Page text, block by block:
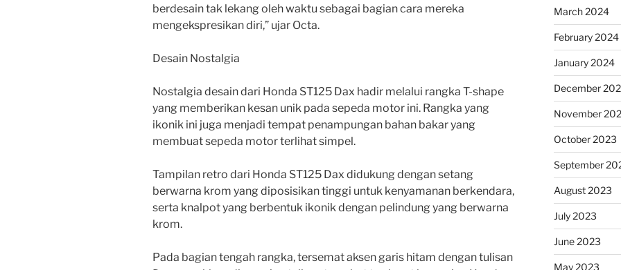
berdesain tak lekang oleh waktu sebagai bagian cara mereka
mengekspresikan diri,” ujar Octa.
Desain Nostalgia
Nostalgia desain dari Honda ST125 Dax hadir melalui rangka T-shape
yang memberikan kesan unik pada sepeda motor ini. Rangka yang
ikonik ini juga menjadi tempat penampungan bahan bakar yang
membuat sepeda motor terlihat simpel.
Tampilan retro dari Honda ST125 Dax didukung dengan setang
berwarna krom yang diposisikan tinggi untuk kenyamanan berkendara,
serta knalpot yang berbentuk ikonik dengan pelindung yang berwarna
krom.
Pada bagian tengah rangka, tersemat aksen garis hitam dengan tulisan
March 2024
February 2024
January 2024
December
November
October 2023
September
August 2023
July 2023
June 2023
May 2023